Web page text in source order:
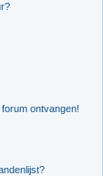
ontvangen!